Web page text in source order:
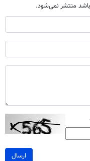
باشد منتشر نمی‌شود.
ارسال